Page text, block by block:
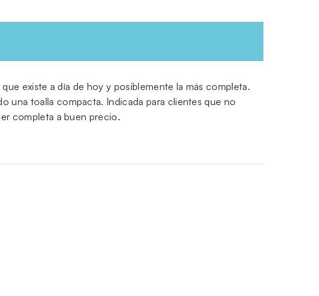
existe a día de hoy y posiblemente la más completa.
una toalla compacta. Indicada para clientes que no
completa a buen precio.